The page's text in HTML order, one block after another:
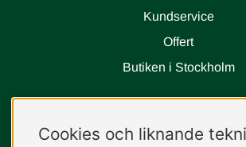
Kundservice
Offert
Butiken i Stockholm
instagram
Cookies och liknande